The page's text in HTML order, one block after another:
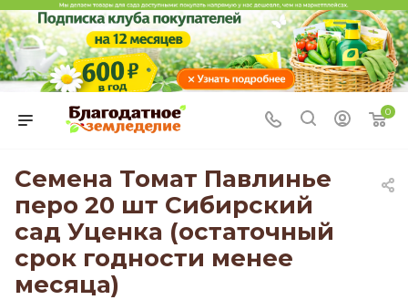
0
Семена Томат Павлинье
перо 20 шт Сибирский
сад Уценка (остаточный
срок годности менее
месяца)